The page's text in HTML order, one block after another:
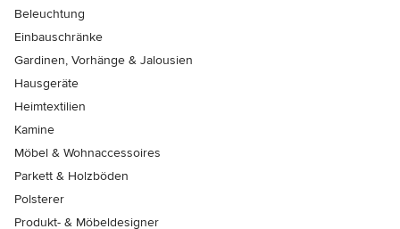
Beleuchtung
Einbauschränke
Gardinen, Vorhänge & Jalousien
Hausgeräte
Heimtextilien
Kamine
Möbel & Wohnaccessoires
Parkett & Holzböden
Polsterer
Produkt- & Möbeldesigner